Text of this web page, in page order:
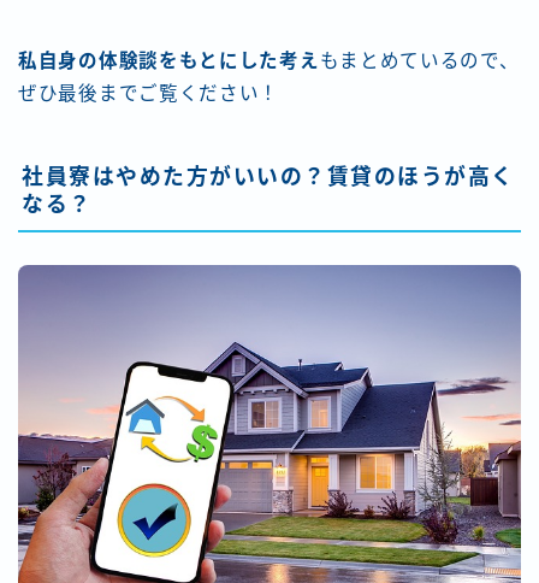
私自身の体験談をもとにした考え もまとめているので、
ぜひ最後までご覧ください！
社員寮はやめた方がいいの？賃貸のほうが高く
なる？